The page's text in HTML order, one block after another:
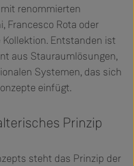
renommierten
Francesco Rota oder
Entstanden ist
aus Stauraumlösungen,
Systemen, das sich
einfügt.
Prinzip
steht das Prinzip der